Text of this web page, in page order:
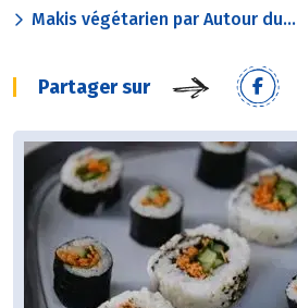
Makis végétarien par Autour du...
Partager sur